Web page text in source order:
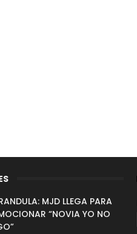
MJD LLEGA PARA
“NOVIA YO NO